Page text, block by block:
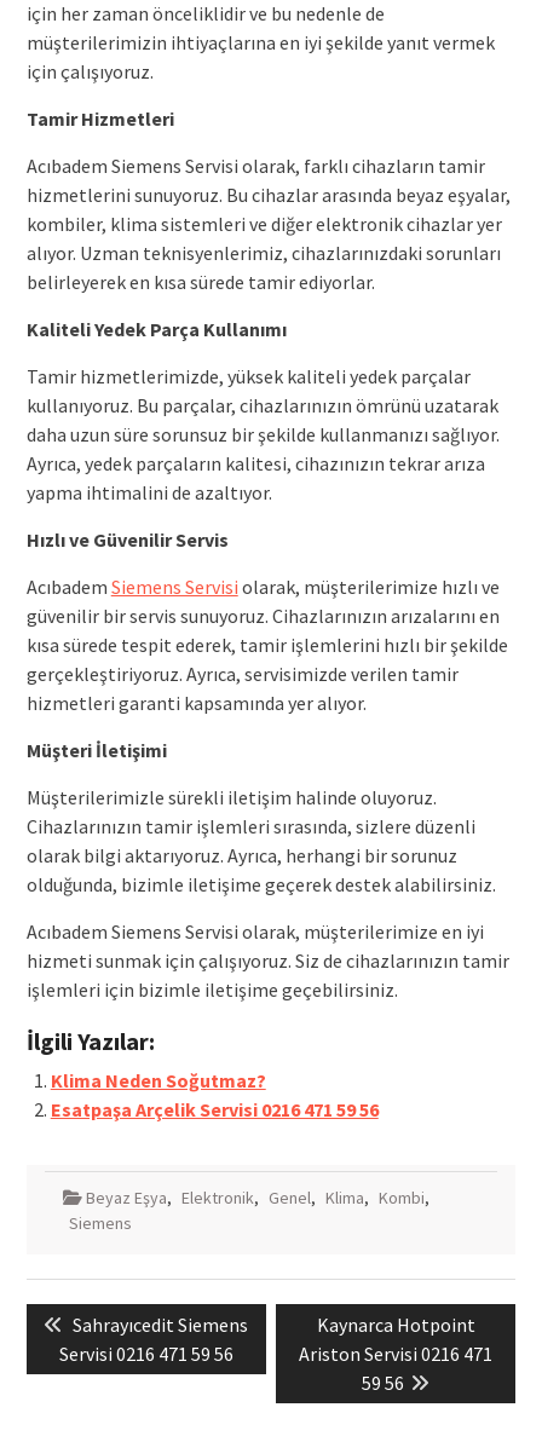
için her zaman önceliklidir ve bu nedenle de
müşterilerimizin ihtiyaçlarına en iyi şekilde yanıt vermek
için çalışıyoruz.
Tamir Hizmetleri
Acıbadem Siemens Servisi olarak, farklı cihazların tamir
hizmetlerini sunuyoruz. Bu cihazlar arasında beyaz eşyalar,
kombiler, klima sistemleri ve diğer elektronik cihazlar yer
alıyor. Uzman teknisyenlerimiz, cihazlarınızdaki sorunları
belirleyerek en kısa sürede tamir ediyorlar.
Kaliteli Yedek Parça Kullanımı
Tamir hizmetlerimizde, yüksek kaliteli yedek parçalar
kullanıyoruz. Bu parçalar, cihazlarınızın ömrünü uzatarak
daha uzun süre sorunsuz bir şekilde kullanmanızı sağlıyor.
Ayrıca, yedek parçaların kalitesi, cihazınızın tekrar arıza
yapma ihtimalini de azaltıyor.
Hızlı ve Güvenilir Servis
Acıbadem Siemens Servisi olarak, müşterilerimize hızlı ve
güvenilir bir servis sunuyoruz. Cihazlarınızın arızalarını en
kısa sürede tespit ederek, tamir işlemlerini hızlı bir şekilde
gerçekleştiriyoruz. Ayrıca, servisimizde verilen tamir
hizmetleri garanti kapsamında yer alıyor.
Müşteri İletişimi
Müşterilerimizle sürekli iletişim halinde oluyoruz.
Cihazlarınızın tamir işlemleri sırasında, sizlere düzenli
olarak bilgi aktarıyoruz. Ayrıca, herhangi bir sorunuz
olduğunda, bizimle iletişime geçerek destek alabilirsiniz.
Acıbadem Siemens Servisi olarak, müşterilerimize en iyi
hizmeti sunmak için çalışıyoruz. Siz de cihazlarınızın tamir
işlemleri için bizimle iletişime geçebilirsiniz.
İlgili Yazılar:
Klima Neden Soğutmaz?
Esatpaşa Arçelik Servisi 0216 471 59 56
Beyaz Eşya, Elektronik, Genel, Klima, Kombi,
Siemens
Yazı
gezinmesi
Previous
post:
Sahrayıcedit Siemens
Servisi 0216 471 59 56
Next
post:
Kaynarca Hotpoint
Ariston Servisi 0216 471
59 56